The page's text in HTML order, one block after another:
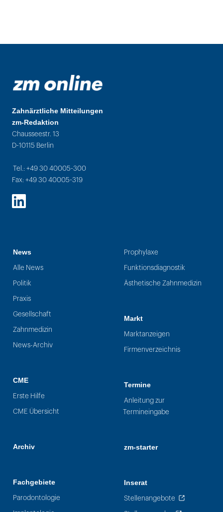
Zahnärztliche Mitteilungen
zm-Redaktion
Chausseestr. 13
D-10115 Berlin
Tel.: +49 30 40005-300
Fax: +49 30 40005-319
LinkedIn
News
Alle News
Politik
Praxis
Gesellschaft
Zahnmedizin
News-Archiv
CME
Erste Hilfe
CME Übersicht
Archiv
Fachgebiete
Parodontologie
Prophylaxe
Funktionsdiagnostik
Ästhetische Zahnmedizin
Markt
Marktanzeigen
Firmenverzeichnis
Termine
Anleitung zur
Termineingabe
zm-starter
Inserat
Stellenangebote